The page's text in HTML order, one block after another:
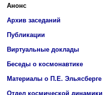
Анонс
Архив заседаний
Публикации
Виртуальные доклады
Беседы о космонавтике
Материалы о П.Е. Эльясберге
Отдел космической динамики